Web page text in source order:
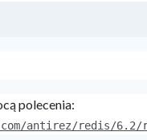
polecenia:
antirez/redis/6.2/